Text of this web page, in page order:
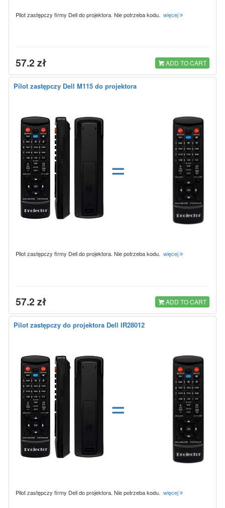
Pilot zastępczy firmy Dell do projektora. Nie potrzeba kodu. więcej
57.2 zł ADD TO CART
Pilot zastępczy Dell M115 do projektora
=
Pilot zastępczy firmy Dell do projektora. Nie potrzeba kodu. więcej
57.2 zł ADD TO CART
Pilot zastępczy do projektora Dell IR28012
=
Pilot zastępczy firmy Dell do projektora. Nie potrzeba kodu. więcej